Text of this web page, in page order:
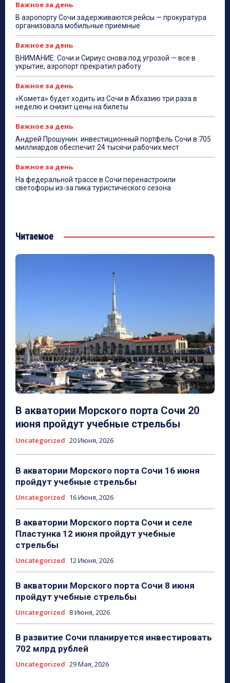
Важное за день
В аэропорту Сочи задерживаются рейсы — прокуратура
организовала мобильные приёмные
Важное за день
ВНИМАНИЕ: Сочи и Сириус снова под угрозой — все в
укрытие, аэропорт прекратил работу
Важное за день
«Комета» будет ходить из Сочи в Абхазию три раза в
неделю и снизит цены на билеты
Важное за день
Андрей Прошунин: инвестиционный портфель Сочи в 705
миллиардов обеспечит 24 тысячи рабочих мест
Важное за день
На федеральной трассе в Сочи перенастроили
светофоры из-за пика туристического сезона
Читаемое
В акватории Морского порта Сочи 20
июня пройдут учебные стрельбы
Uncategorized 20 Июня, 2026
В акватории Морского порта Сочи 16 июня
пройдут учебные стрельбы
Uncategorized 16 Июня, 2026
В акватории Морского порта Сочи и селе
Пластунка 12 июня пройдут учебные
стрельбы
Uncategorized 12 Июня, 2026
В акватории Морского порта Сочи 8 июня
пройдут учебные стрельбы
Uncategorized 8 Июня, 2026
В развитие Сочи планируется инвестировать
702 млрд рублей
Uncategorized 29 Мая, 2026